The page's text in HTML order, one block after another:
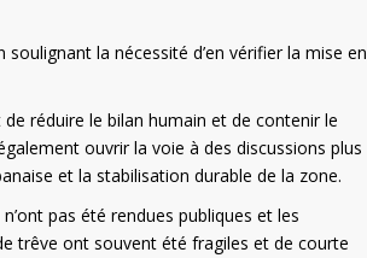
la nécessité d’en vérifier la mise en
réduire le bilan humain et de contenir le
ouvrir la voie à des discussions plus
et la stabilisation durable de la zone.
pas été rendues publiques et les
trêve ont souvent été fragiles et de courte